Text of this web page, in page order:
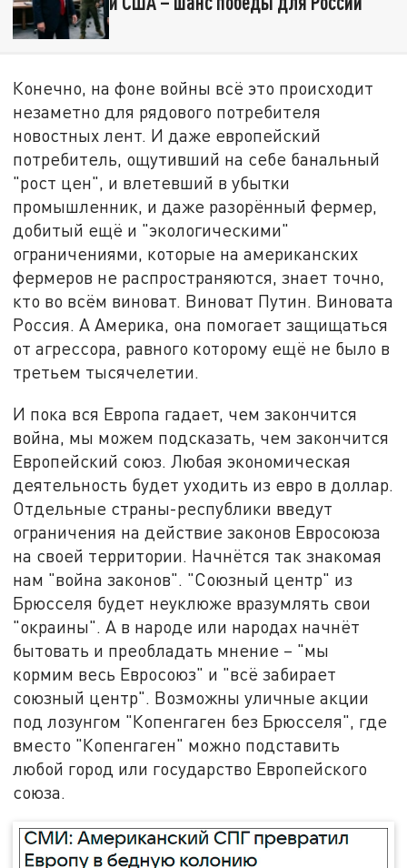
Конечно, на фоне войны всё это происходит
незаметно для рядового потребителя
новостных лент. И даже европейский
потребитель, ощутивший на себе банальный
"рост цен", и влетевший в убытки
промышленник, и даже разорённый фермер,
добитый ещё и "экологическими"
ограничениями, которые на американских
фермеров не распространяются, знает точно,
кто во всём виноват. Виноват Путин. Виновата
Россия. А Америка, она помогает защищаться
от агрессора, равного которому ещё не было в
третьем тысячелетии.
И пока вся Европа гадает, чем закончится
война, мы можем подсказать, чем закончится
Европейский союз. Любая экономическая
деятельность будет уходить из евро в доллар.
Отдельные страны-республики введут
ограничения на действие законов Евросоюза
на своей территории. Начнётся так знакомая
нам "война законов". "Союзный центр" из
Брюсселя будет неуклюже вразумлять свои
"окраины". А в народе или народах начнёт
бытовать и преобладать мнение – "мы
кормим весь Евросоюз" и "всё забирает
союзный центр". Возможны уличные акции
под лозунгом "Копенгаген без Брюсселя", где
вместо "Копенгаген" можно подставить
любой город или государство Европейского
союза.